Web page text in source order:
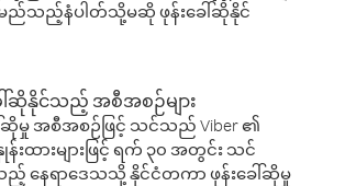
ရှိ မည်သည့်နံပါတ်သို့မဆို ဖုန်းခေါ်ဆိုနိုင်
ါ်ဆိုနိုင်သည့် အစီအစဉ်များ
ဆိုမှု အစီအစဉ်ဖြင့် သင်သည် Viber ၏
ထားများဖြင့် ရက် ၃၀ အတွင်း သင်
နေရာဒေသသို့ နိုင်ငံတကာ ဖုန်းခေါ်ဆိုမှု